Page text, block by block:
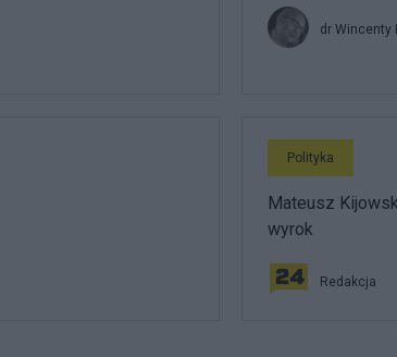
dr Wincenty
Polityka
Mateusz
wyrok
Redakcja